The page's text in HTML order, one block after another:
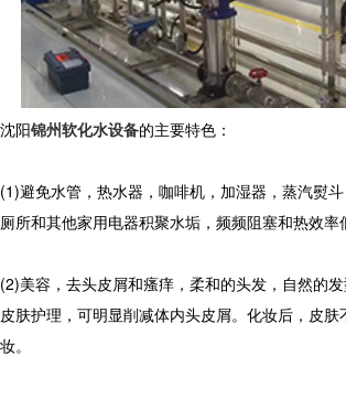
沈阳锦州软化水设备的主要特色：
(1)避免水管，热水器，咖啡机，加湿器，蒸汽熨斗
厕所和其他家用电器积聚水垢，频频阻塞和热效率
(2)美容，去头皮屑和瘙痒，柔和的头发，自然的
皮肤护理，可明显削减体内头皮屑。化妆后，皮
妆。